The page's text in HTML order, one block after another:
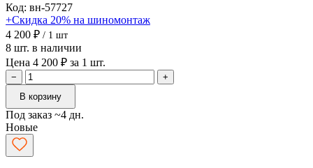
Код: вн-57727
+Скидка 20% на шиномонтаж
4 200 ₽ / 1 шт
8 шт. в наличии
Цена 4 200 ₽ за 1 шт.
−
+
В корзину
Под заказ ~4 дн.
Новые